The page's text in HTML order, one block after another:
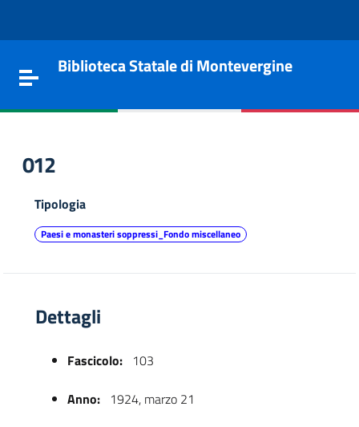
Toggle navigation
Biblioteca Statale di Montevergine
012
Tipologia
Paesi e monasteri soppressi_Fondo miscellaneo
Dettagli
Fascicolo: 103
Anno: 1924, marzo 21